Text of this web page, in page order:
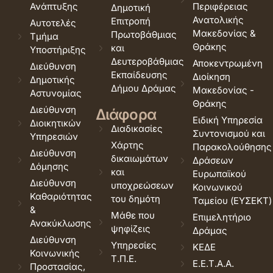
Ανάπτυξης
Αυτοτελές
Τμήμα
Υποστήριξης
Διεύθυνση
Δημοτικής
Αστυνομίας
Διεύθυνση
Διοικητικών
Υπηρεσιών
Διεύθυνση
Δόμησης
Διεύθυνση
Καθαριότητας
&
Ανακύκλωσης
Διεύθυνση
Κοινωνικής
Προστασίας,
Δημοτική
Επιτροπή
Πρωτοβάθμιας
και
Δευτεροβάθμιας
Εκπαίδευσης
Δήμου Δράμας
Διάφορα
Διαδικασίες
Χάρτης
δικαιωμάτων
και
υποχρεώσεων
του δημότη
Μάθε που
ψηφίζεις
Υπηρεσίες
Τ.Π.Ε.
Περιφέρειας
Ανατολικής
Μακεδονίας &
Θράκης
Αποκεντρωμένη
Διοίκηση
Μακεδονίας -
Θράκης
Ειδική Υπηρεσία
Συντονισμού και
Παρακολούθησης
Δράσεων
Ευρωπαϊκού
Κοινωνικού
Ταμείου (ΕΥΣΕΚΤ)
Επιμελητήριο
Δράμας
ΚΕΔΕ
Ε.Ε.Τ.Α.Α.